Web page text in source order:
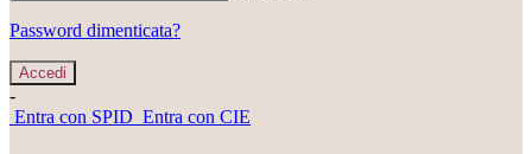
Password dimenticata?
-
Entra con SPID Entra con CIE